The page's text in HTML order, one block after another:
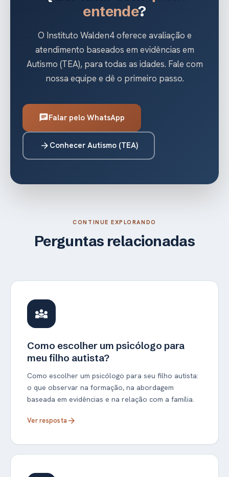
entende?
O Instituto Walden4 oferece avaliação e
atendimento baseados em evidências em
Autismo (TEA), para todas as idades. Fale com
nossa equipe e dê o primeiro passo.
chatFalar pelo WhatsApp
arrow_forward Conhecer Autismo (TEA)
CONTINUE EXPLORANDO
Perguntas relacionadas
diversity_3
Como escolher um psicólogo para
meu filho autista?
Como escolher um psicólogo para seu filho autista:
o que observar na formação, na abordagem
baseada em evidências e na relação com a família.
Ver respostaarrow_forward